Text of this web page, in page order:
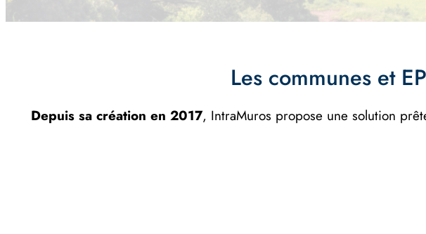
Les communes et
Depuis sa création en 2017, IntraMuros propose une solution